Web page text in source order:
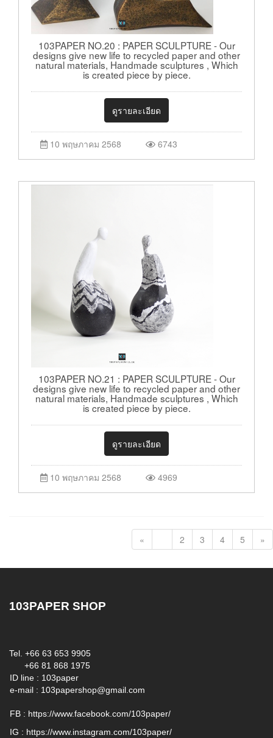
103PAPER NO.20 : PAPER SCULPTURE - Our
designs give new life to recycled paper and other
natural materials, Handmade sculptures , Which
is created piece by piece.
ดูรายละเอียด
10 พฤษภาคม 2568 6743
103PAPER NO.21 : PAPER SCULPTURE - Our
designs give new life to recycled paper and other
natural materials, Handmade sculptures , Which
is created piece by piece.
ดูรายละเอียด
10 พฤษภาคม 2568 4969
« 2 3 4 5 »
103PAPER SHOP
Tel. +66 63 653 9905
+66 81 868 1975
ID line : 103paper
e-mail : 103papershop@gmail.com
FB : https://www.facebook.com/103paper/
IG : https://www.instagram.com/103paper/